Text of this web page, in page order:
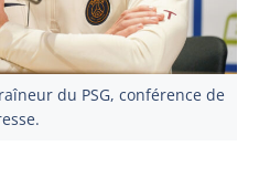
du PSG, conférence de